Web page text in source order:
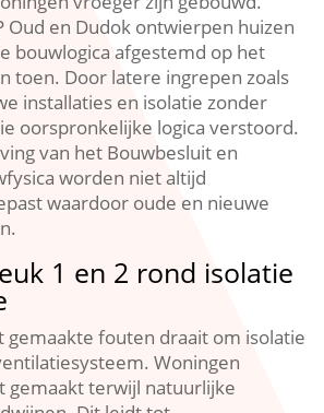
Oud en Dudok ontwierpen huizen
bouwlogica afgestemd op het
toen.​ Door latere ingrepen zoals
installaties en isolatie zonder
oorspronkelijke logica verstoord.​
van het Bouwbesluit en
worden niet altijd
waardoor oude en nieuwe
1 en 2 rond isolatie
gemaakte fouten draait om isolatie
Woningen
gemaakt terwijl natuurlijke